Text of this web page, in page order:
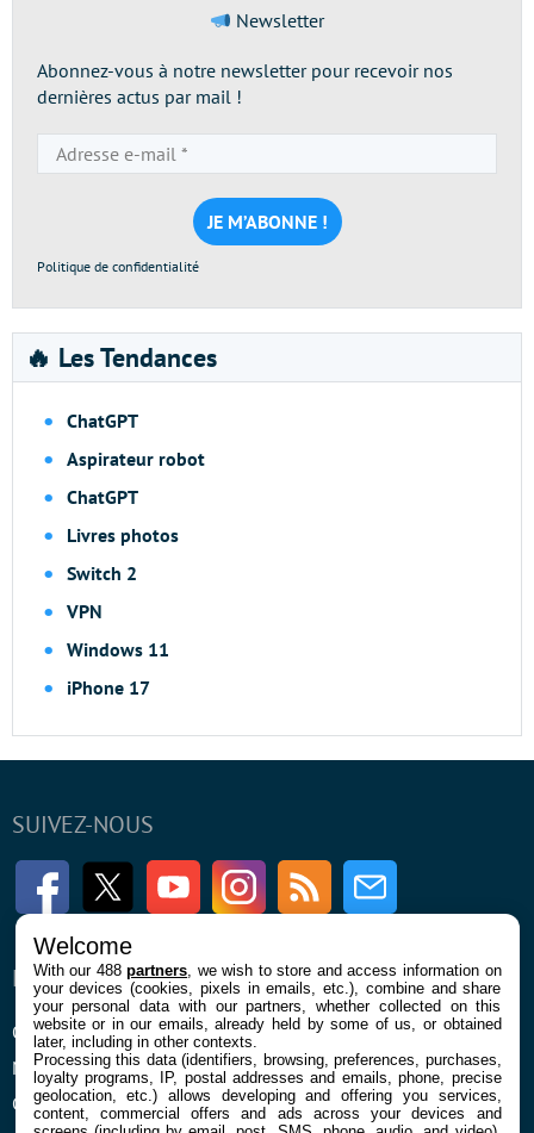
Newsletter
Abonnez-vous à notre newsletter pour recevoir nos
dernières actus par mail !
e-
mail
*
Politique de confidentialité
🔥 Les Tendances
ChatGPT
Aspirateur robot
ChatGPT
Livres photos
Switch 2
VPN
Windows 11
iPhone 17
SUIVEZ-NOUS
FacebookTwitter Youtube InstagramRSS Newsletter
ENTREPRISE
Qui sommes nous
Mentions légales et CGU
Confidentialité et Cookies
À PROPOS
La rédaction
Contact
Welcome
With our 488partners , we wish to store and access information on
your devices (cookies, pixels in emails, etc.), combine and share
your personal data with our partners, whether collected on this
website or in our emails, already held by some of us, or obtained
later, including in other contexts.
Processing this data (identifiers, browsing, preferences, purchases,
loyalty programs, IP, postal addresses and emails, phone, precise
geolocation, etc.) allows developing and offering you services,
content, commercial offers and ads across your devices and